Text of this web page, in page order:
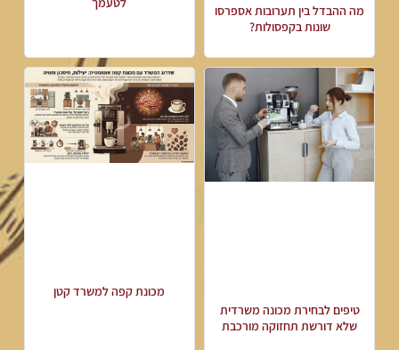
מה ההבדל בין תערובות אספרסו
שונות בקפסולות?
טיפים לבחירת מכונה משרדית
שלא דורשת תחזוקה מורכבת
מכונת קפה למשרד קטן